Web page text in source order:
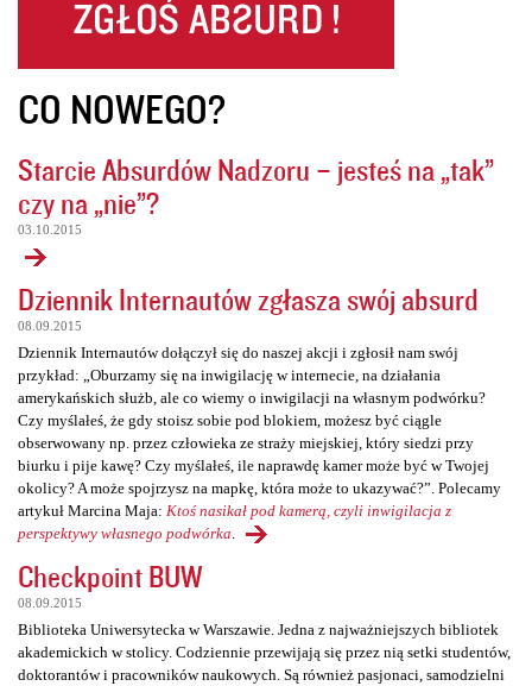
CO NOWEGO?
Starcie Absurdów Nadzoru – jesteś na „tak”
czy na „nie”?
03.10.2015
Dziennik Internautów zgłasza swój absurd
08.09.2015
Dziennik Internautów dołączył się do naszej akcji i zgłosił nam swój
przykład: „Oburzamy się na inwigilację w internecie, na działania
amerykańskich służb, ale co wiemy o inwigilacji na własnym podwórku?
Czy myślałeś, że gdy stoisz sobie pod blokiem, możesz być ciągle
obserwowany np. przez człowieka ze straży miejskiej, który siedzi przy
biurku i pije kawę? Czy myślałeś, ile naprawdę kamer może być w Twojej
okolicy? A może spojrzysz na mapkę, która może to ukazywać?”. Polecamy
artykuł Marcina Maja: Ktoś nasikał pod kamerą, czyli inwigilacja z
perspektywy własnego podwórka
Checkpoint BUW
08.09.2015
Biblioteka Uniwersytecka w Warszawie. Jedna z najważniejszych bibliotek
akademickich w stolicy. Codziennie przewijają się przez nią setki studentów,
doktorantów i pracowników naukowych. Są również pasjonaci, samodzielni